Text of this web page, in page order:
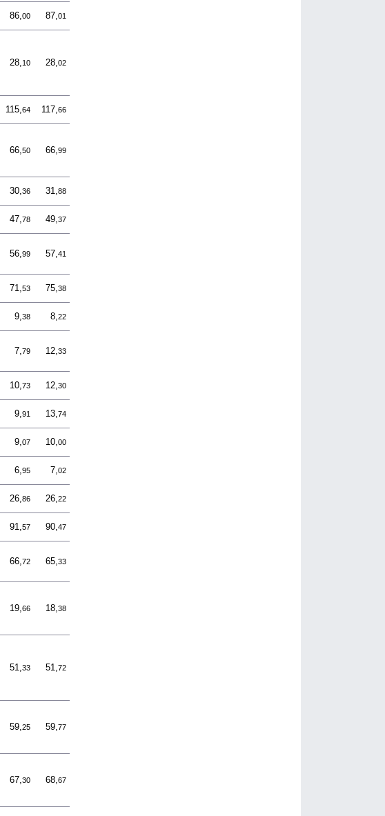
86,00 87,01
28, 10 28,02
115,64 117,66
66,50 66,99
30,36 31,88
47,78 49,37
56,99 57,41
71,53 75,38
9,38 8,22
7,79 12,33
10,73 12,30
9,91 13,74
9,07 10,00
6,95 7,02
26,86 26,22
91,57 90,47
66,72 65,33
19,66 18,38
51,33 51,72
59,25 59,77
67,30 68,67